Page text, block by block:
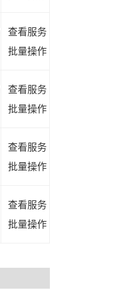
查看服务
批量操作
查看服务
批量操作
查看服务
批量操作
查看服务
批量操作